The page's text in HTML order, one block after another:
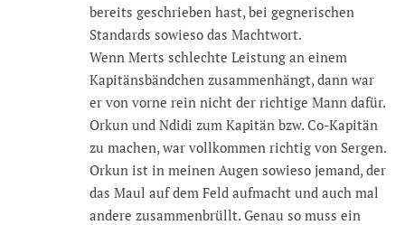
bereits geschrieben hast, bei gegnerischen
Standards sowieso das Machtwort.
Wenn Merts schlechte Leistung an einem
Kapitänsbändchen zusammenhängt, dann war
er von vorne rein nicht der richtige Mann dafür.
Orkun und Ndidi zum Kapitän bzw. Co-Kapitän
zu machen, war vollkommen richtig von Sergen.
Orkun ist in meinen Augen sowieso jemand, der
das Maul auf dem Feld aufmacht und auch mal
andere zusammenbrüllt. Genau so muss ein